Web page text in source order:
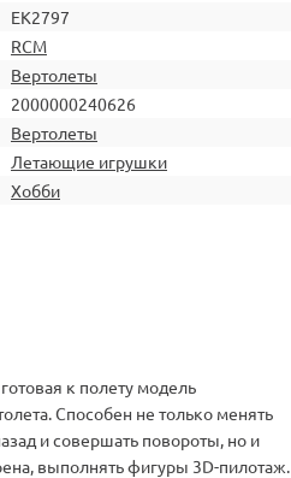
EK2797
RCM
Вертолеты
2000000240626
Вертолеты
Летающие игрушки
Хобби
к полету модель
Способен не только менять
и совершать повороты, но и
выполнять фигуры 3D-пилотаж.